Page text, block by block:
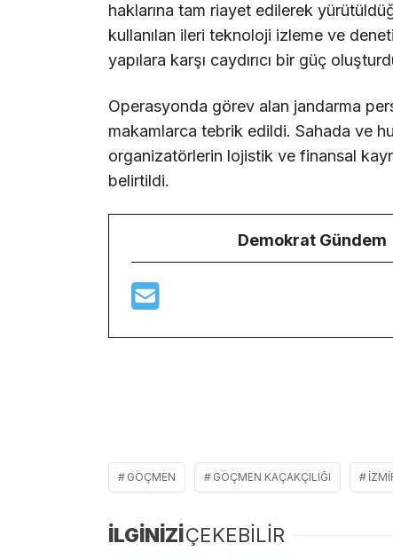
haklarına tam riayet edilerek
kullanılan ileri teknoloji izleme ve
yapılara karşı caydırıcı bir güç
Operasyonda görev alan jandarma
makamlarca tebrik edildi. Sahada ve
organizatörlerin lojistik ve finansal
belirtildi.
Demokrat Gündem
GÖÇMEN GÖÇMEN KAÇAKÇILIĞI
İLGİNİZİÇEKEBİLİR